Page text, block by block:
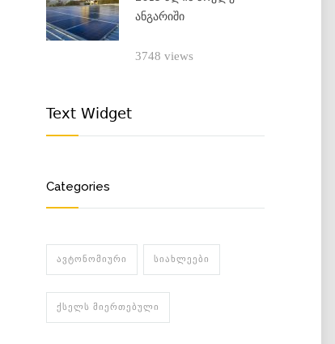
ანგარიში
3748 views
Text Widget
Categories
ᲐᲕᲢᲝᲜᲝᲛᲘᲣᲠᲘ ᲡᲘᲐᲮᲚᲔᲔᲑᲘ
ᲥᲡᲔᲚᲡ ᲛᲘᲔᲠᲗᲔᲑᲣᲚᲘ